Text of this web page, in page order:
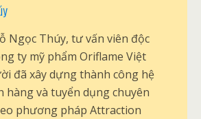
Ngọc Thúy, tư vấn viên độc
ty mỹ phẩm Oriflame Việt
đã xây dựng thành công hệ
hàng và tuyển dụng chuyên
phương pháp Attraction